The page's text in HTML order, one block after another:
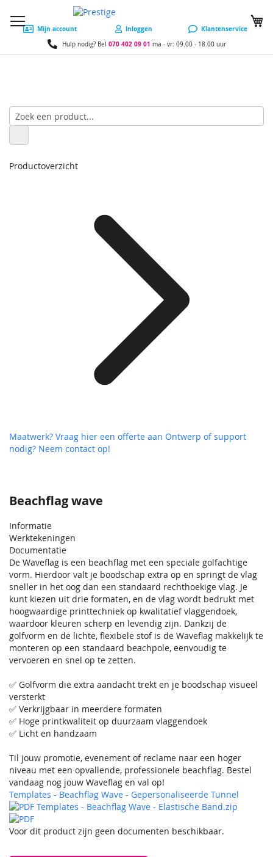
Mijn account Inloggen Klantenservice
Hulp nodig? Bel 070 402 09 01 ma - vr: 09.00 - 18.00 uur
Beachflag wave
Informatie
Werktekeningen
Documentatie
De Waveflag is een beachflag met een speciale golfachtige
vorm. Hierdoor valt je boodschap extra op en springt de vlag
sneller in het oog dan een standaard rechthoekige vlag. Je
kunt kiezen uit drie formaten, en de vlag wordt bedrukt met
hoogwaardige printtechniek op kwalitatief vlaggendoek,
waardoor kleuren scherp en levendig zijn. Dankzij de
golfvorm en de lichte, flexibele stof is de Waveflag makkelijk te
monteren op een standaard beachpole, eenvoudig te
vervoeren en snel op te zetten.
✅ Golfvorm die extra aandacht trekt en je boodschap visueel
versterkt
✅ Verkrijgbaar in meerdere formaten
✅ Hoge printkwaliteit op duurzaam vlaggendoek
✅ Licht en handzaam
Til jouw promotie, evenement of reclame naar een hoger
niveau met een opvallende, professionele beachflag. Bestel
vandaag nog jouw Waveflag en val op!
Templates - Beachflag Wave - Gepersonaliseerde Tunnel
Templates - Beachflag Wave - Elastische Band.zip
Voor dit product zijn geen documenten beschikbaar.
Productoverzicht
Maatwerk? Vraag hier een offerte aan Ontwerp of support
nodig? Neem contact op!